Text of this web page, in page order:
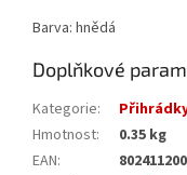
Barva: hnědá
Doplňkové
Kategorie:
Hmotnost:
0.35 kg
EAN: